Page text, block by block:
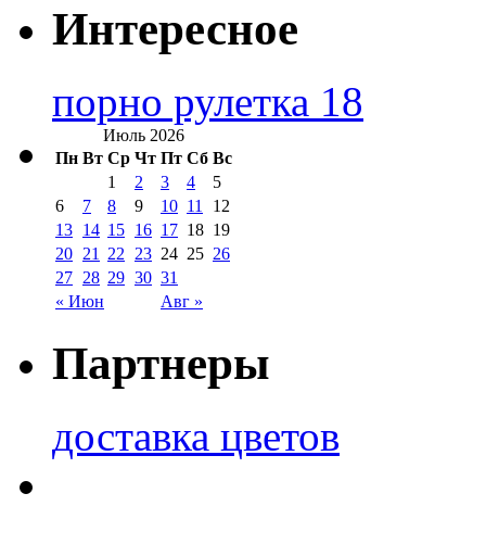
Интересное
порно рулетка 18
Июль 2026
Пн Вт Ср Чт Пт Сб Вс
« Июн Авг »
1 2 3 4
5
6
7 8 9 10 11
12
13 14 15 16 17 18 19
20 21 22 23 24 25 26
27 28 29 30 31
Партнеры
доставка цветов